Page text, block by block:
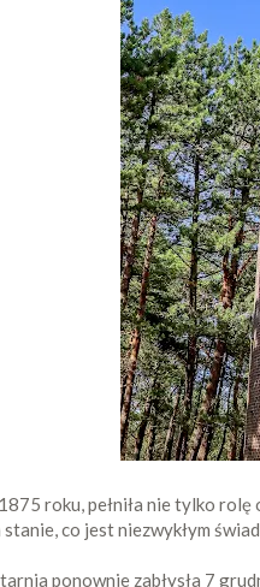
roku, pełniła nie tylko
co jest niezwykłym
ponownie zabłysła 7